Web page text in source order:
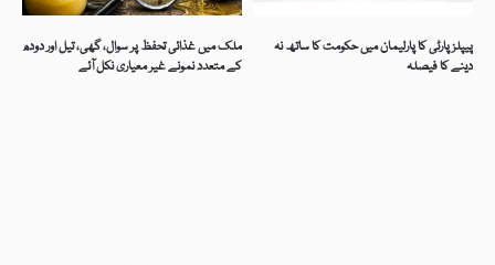
ملک میں غذائی تحفظ پر سوال، گھی، تیل اور دودھ
کے متعدد نمونے غیر معیاری نکل آئے
پیپلزپارٹی کا پارلیمان میں حکومت کا ساتھ نہ
دینے کا فیصلہ